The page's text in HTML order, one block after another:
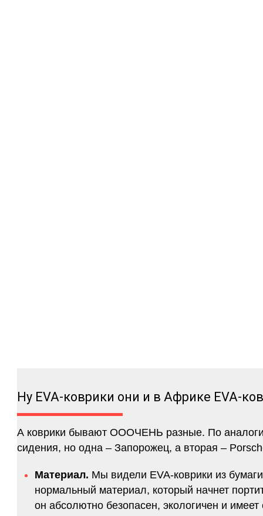
Ну EVA-коврики они и в Африке EVA-
А коврики бывают ОООЧЕНЬ разные. По
сидения, но одна – Запорожец, а вторая –
Материал. Мы видели EVA-коврики из
нормальный материал, который начнет
он абсолютно безопасен, экологичен и